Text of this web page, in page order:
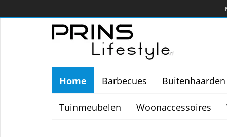
Home Barbecues Buitenhaarden
Tuinmeubelen Woonaccessoires